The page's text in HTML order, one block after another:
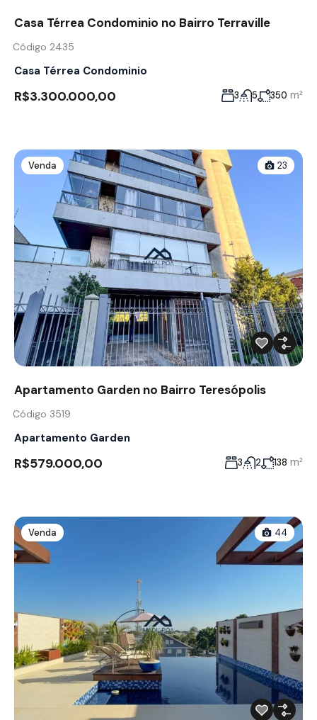
Casa Térrea Condominio no Bairro Terraville
Código 2435
Casa Térrea Condominio
R$3.300.000,00 3 5 350 m²
Venda 23
Apartamento Garden no Bairro Teresópolis
Código 3519
Apartamento Garden
R$579.000,00 3 2 138 m²
Venda 44